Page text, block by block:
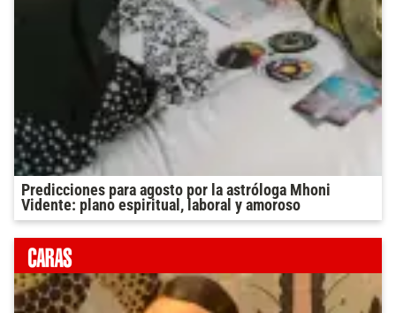
Predicciones para agosto por la astróloga Mhoni
Vidente: plano espiritual, laboral y amoroso